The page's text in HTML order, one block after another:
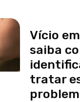
Vício
saiba
tratar